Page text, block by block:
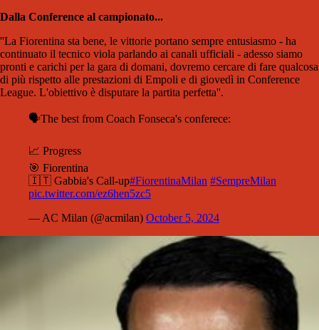
Dalla Conference al campionato...
''La Fiorentina sta bene, le vittorie portano sempre entusiasmo - ha
continuato il tecnico viola parlando ai canali ufficiali - adesso siamo
pronti e carichi per la gara di domani, dovremo cercare di fare qualcosa
di più rispetto alle prestazioni di Empoli e di giovedì in Conference
League. L'obiettivo è disputare la partita perfetta''.
🗣️The best from Coach Fonseca's conferece:
📈 Progress
🎯 Fiorentina
🇮🇹 Gabbia's Call-up#FiorentinaMilan #SempreMilan
pic.twitter.com/ez6hen5zc5
— AC Milan (@acmilan) October 5, 2024